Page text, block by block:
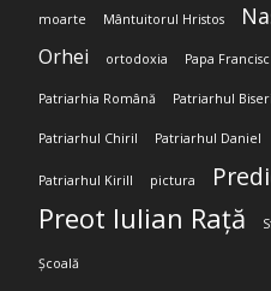
moarte Mântuitorul Hristos
Orhei ortodoxia Papa Francisc
Patriarhia Română Patriarhul
Patriarhul Chiril Patriarhul Daniel
Patriarhul Kirill pictura
Preot Iulian Rață
Școală